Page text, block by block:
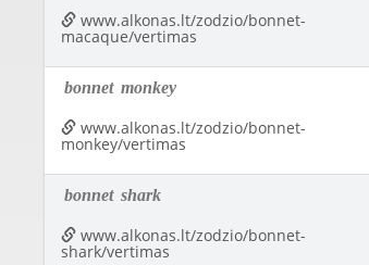
www.alkonas.lt/zodzio/bonnet-
macaque/vertimas
bonnet monkey
www.alkonas.lt/zodzio/bonnet-
monkey/vertimas
bonnet shark
www.alkonas.lt/zodzio/bonnet-
shark/vertimas